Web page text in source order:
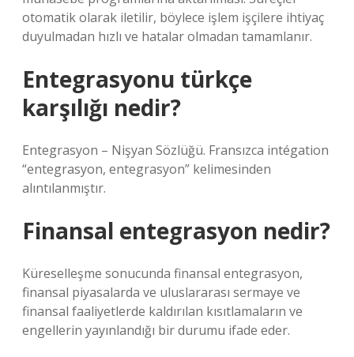
otomatik olarak iletilir, böylece işlem işçilere ihtiyaç
duyulmadan hızlı ve hatalar olmadan tamamlanır.
Entegrasyonu türkçe
karşılığı nedir?
Entegrasyon – Nişyan Sözlüğü. Fransızca intégation
“entegrasyon, entegrasyon” kelimesinden
alıntılanmıştır.
Finansal entegrasyon nedir?
Küreselleşme sonucunda finansal entegrasyon,
finansal piyasalarda ve uluslararası sermaye ve
finansal faaliyetlerde kaldırılan kısıtlamaların ve
engellerin yayınlandığı bir durumu ifade eder.